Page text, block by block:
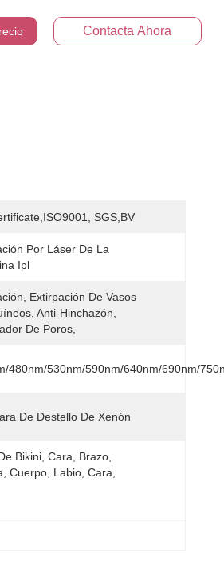
Contacta Ahora
SGS,BV
Por Láser De La
Ipl
Extirpación De Vasos
Anti-Hinchazón,
De Poros,
480nm/530nm/590nm/640nm/690nm/
De Destello De Xenón
Bikini, Cara, Brazo,
Cuerpo, Labio, Cara,